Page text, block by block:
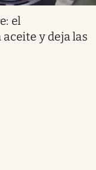
el
y deja las